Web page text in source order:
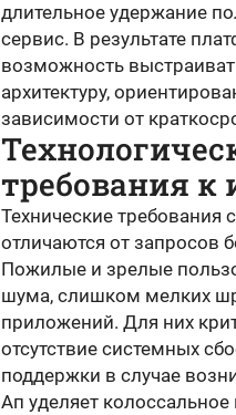
длительное удержание
сервис. В результате
возможность
архитектуру,
зависимости от
требования к
Технические требования
отличаются от запросов
Пожилые и зрелые
шума, слишком мелких
приложений. Для них
отсутствие системных
поддержки в случае
Ап уделяет